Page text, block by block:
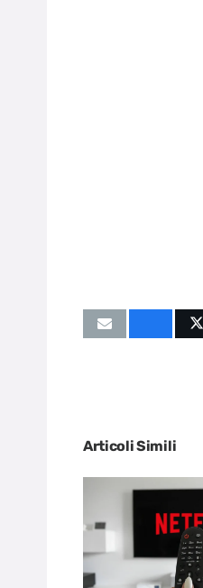
Articoli Simili